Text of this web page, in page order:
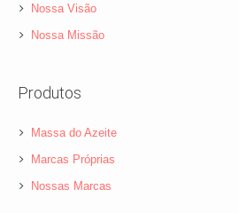
Nossa Visão
Nossa Missão
Produtos
Massa do Azeite
Marcas Próprias
Nossas Marcas